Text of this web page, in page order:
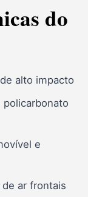
do
alto impacto
e
ar frontais